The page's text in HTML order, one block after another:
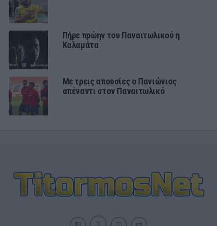
Πήρε πρώην του Παναιτωλικού η
Καλαμάτα
Με τρεις απουσίες ο Πανιώνιος
απέναντι στον Παναιτωλικό